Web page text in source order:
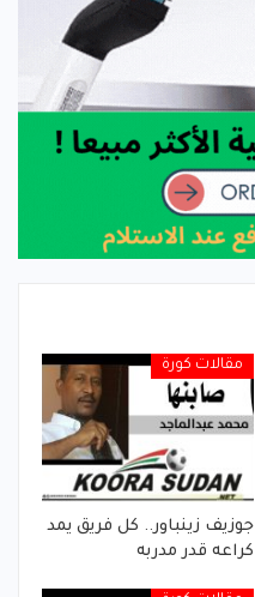
مقالات كورة
جوزيف زينباور.. كل فريق يمد
كراعه قدر مدربه